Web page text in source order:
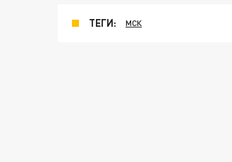
ТЕГИ: МСК